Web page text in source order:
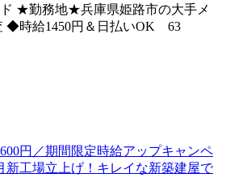
★勤務地★兵庫県姫路市の大手メ
◆時給1450円＆日払いOK 63
円／期間限定時給アップキャンペ
新工場立上げ！キレイな新築建屋で